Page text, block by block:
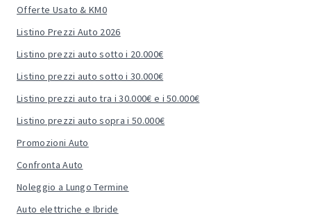
Offerte Usato & KM0
Listino Prezzi Auto 2026
Listino prezzi auto sotto i 20.000€
Listino prezzi auto sotto i 30.000€
Listino prezzi auto tra i 30.000€ e i 50.000€
Listino prezzi auto sopra i 50.000€
Promozioni Auto
Confronta Auto
Noleggio a Lungo Termine
Auto elettriche e Ibride